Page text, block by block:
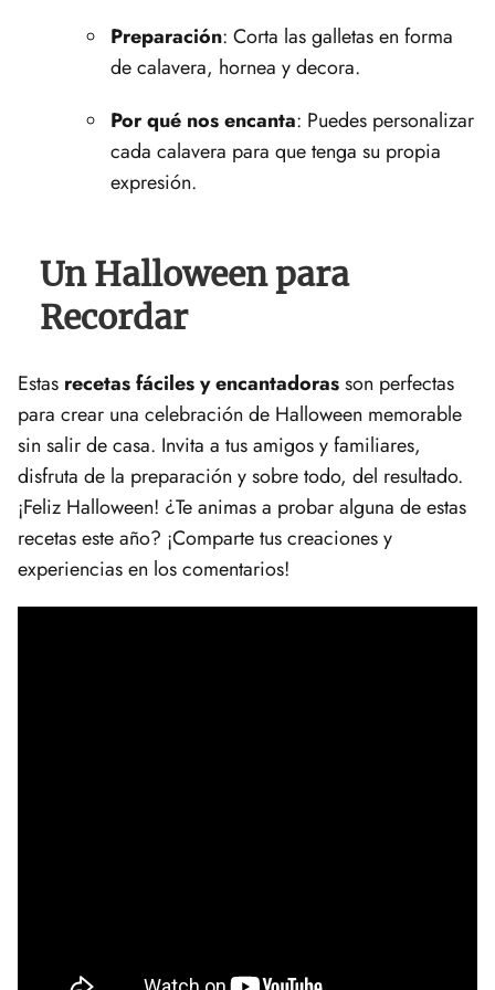
Preparación:​ Corta las galletas en forma
de calavera, hornea y decora.
Por qué nos encanta: Puedes personalizar⁣
cada calavera para que tenga su propia
expresión.
Un Halloween para
Recordar
Estas recetas fáciles y encantadorasson perfectas
para crear ⁢una celebración de Halloween memorable
⁢sin salir ⁤de casa. ⁤Invita ⁢a tus amigos y familiares,
disfruta ⁣de la preparación ⁣y sobre todo, ⁢del resultado.
¡Feliz Halloween! ¿Te⁤ animas a probar alguna de estas
recetas este año? ¡Comparte tus creaciones ‌y
experiencias en los comentarios!